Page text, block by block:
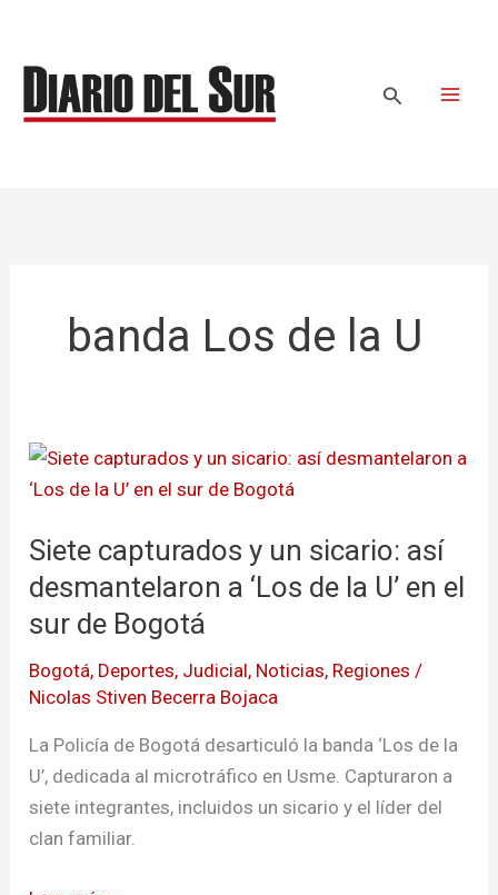
contenido
Buscar
banda Los de la U
Siete capturados y un sicario: así
desmantelaron a ‘Los de la U’ en el
sur de Bogotá
Bogotá, Deportes, Judicial, Noticias, Regiones /
Nicolas Stiven Becerra Bojaca
La Policía de Bogotá desarticuló la banda ‘Los de la
U’, dedicada al microtráfico en Usme. Capturaron a
siete integrantes, incluidos un sicario y el líder del
clan familiar.
Siete
capturados
un
sicario:
desmantelaron
a
‘Los
de
la
U’
en